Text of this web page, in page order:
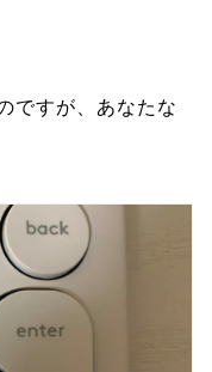
ですが、あなたな